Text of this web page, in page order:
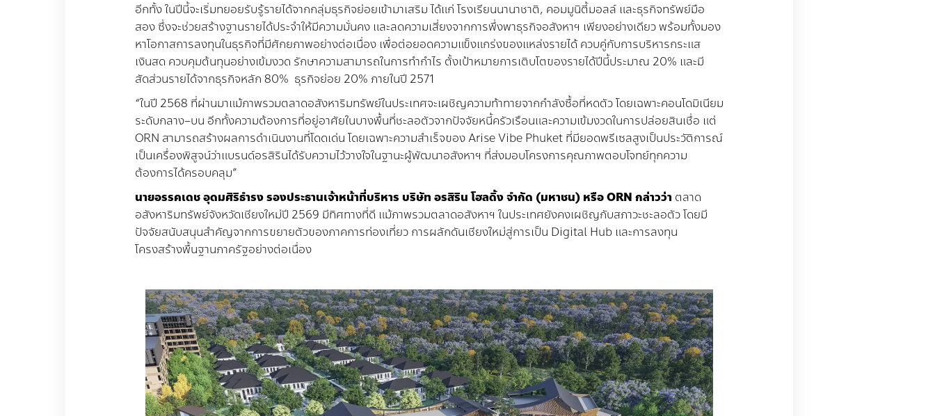
อีกทั้ง ในปีนี้จะเริ่มทยอยรับรู้รายได้จากกลุ่มธุรกิจย่อยเข้ามาเสริม ได้แก่ โรงเรียนนานาชาติ, คอมมูนิตี้มอลล์ และธุรกิจทรัพย์มือ
สอง ซึ่งจะช่วยสร้างฐานรายได้ประจำให้มีความมั่นคง และลดความเสี่ยงจากการพึ่งพาธุรกิจอสังหาฯ เพียงอย่างเดียว พร้อมทั้งมอง
หาโอกาสการลงทุนในธุรกิจที่มีศักยภาพอย่างต่อเนื่อง เพื่อต่อยอดความแข็งแกร่งของแหล่งรายได้ ควบคู่กับการบริหารกระแส
เงินสด ควบคุมต้นทุนอย่างเข้มงวด รักษาความสามารถในการทำกำไร ตั้งเป้าหมายการเติบโตของรายได้ปีนี้ประมาณ 20% และมี
สัดส่วนรายได้จากธุรกิจหลัก 80% ธุรกิจย่อย 20% ภายในปี 2571
“ในปี 2568 ที่ผ่านมาแม้ภาพรวมตลาดอสังหาริมทรัพย์ในประเทศจะเผชิญความท้าทายจากกำลังซื้อที่หดตัว โดยเฉพาะคอนโดมิเนียม
ระดับกลาง–บน อีกทั้งความต้องการที่อยู่อาศัยในบางพื้นที่ชะลอตัวจากปัจจัยหนี้ครัวเรือนและความเข้มงวดในการปล่อยสินเชื่อ แต่
ORN สามารถสร้างผลการดำเนินงานที่โดดเด่น โดยเฉพาะความสำเร็จของArise Vibe Phuket ที่มียอดพรีเซลสูงเป็นประวัติการณ์
เป็นเครื่องพิสูจน์ว่าแบรนด์อรสิรินได้รับความไว้วางใจในฐานะผู้พัฒนาอสังหาฯ ที่ส่งมอบโครงการคุณภาพตอบโจทย์ทุกความ
ต้องการได้ครอบคลุม”
นายอรรคเดชอุดมศิริธำรงรองประธานเจ้าหน้าที่บริหาร บริษัท อรสิริน โฮลดิ้งจํากัด (มหาชน) หรือORN กล่าวว่า ตลาด
อสังหาริมทรัพย์จังหวัดเชียงใหม่ปี 2569 มีทิศทางที่ดี แม้ภาพรวมตลาดอสังหาฯ ในประเทศยังคงเผชิญกับสภาวะชะลอตัว โดยมี
ปัจจัยสนับสนุนสำคัญจากการขยายตัวของภาคการท่องเที่ยว การผลักดันเชียงใหม่สู่การเป็น Digital Hub และการลงทุน
โครงสร้างพื้นฐานภาครัฐอย่างต่อเนื่อง